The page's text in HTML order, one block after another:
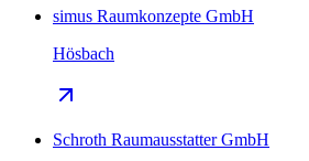
simus Raumkonzepte GmbH
Hösbach
Schroth Raumausstatter GmbH